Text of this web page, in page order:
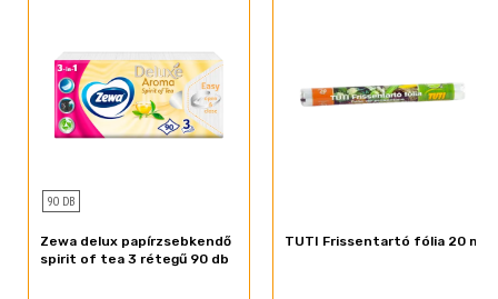
90 DB
Zewa delux papírzsebkendő
spirit of tea 3 rétegű 90 db
TUTI Frissentartó fólia 20 m